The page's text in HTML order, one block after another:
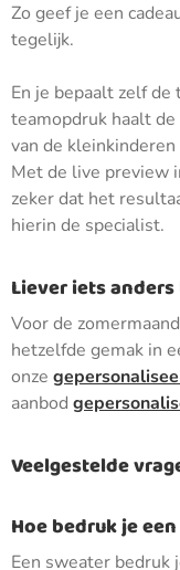
Zo geef je een
tegelijk.
En je bepaalt zelf
teamopdruk haalt
van de
Met de live preview
zeker dat het
hierin de specialist.
Liever iets
Voor de
hetzelfde gemak in
onze
aanbod
Veelgestelde
Hoe bedruk je
Een sweater bedruk